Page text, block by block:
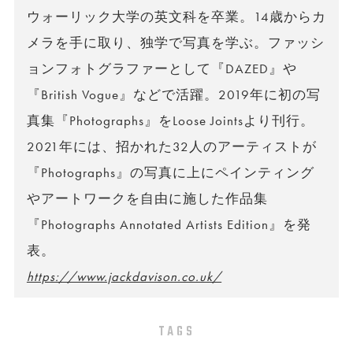
ウォーリック大学の英文科を卒業。14歳からカ
メラを手に取り、独学で写真を学ぶ。ファッシ
ョンフォトグラファーとして『DAZED』や
『British Vogue』などで活躍。2019年に初の写
真集『Photographs』をLoose Jointsより刊行。
2021年には、招かれた32人のアーティストが
『Photographs』の写真に上にペインティング
やアートワークを自由に施した作品集
『Photographs Annotated Artists Edition』を発
表。
https://www.jackdavison.co.uk/
TAGS